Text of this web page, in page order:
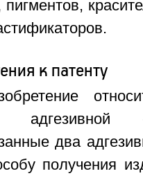
к патенту
адгезивной
два
получения